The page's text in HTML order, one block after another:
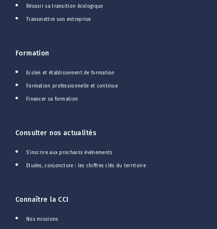
Réussir sa transition écologique
Transmettre son entreprise
Formation
Ecoles et établissement de formation
Formation professionnelle et continue
Financer sa formation
Consulter nos actualités
S'inscrire aux prochains événements
Etudes, conjoncture : les chiffres clés du territoire
Connaître la CCI
Nos missions